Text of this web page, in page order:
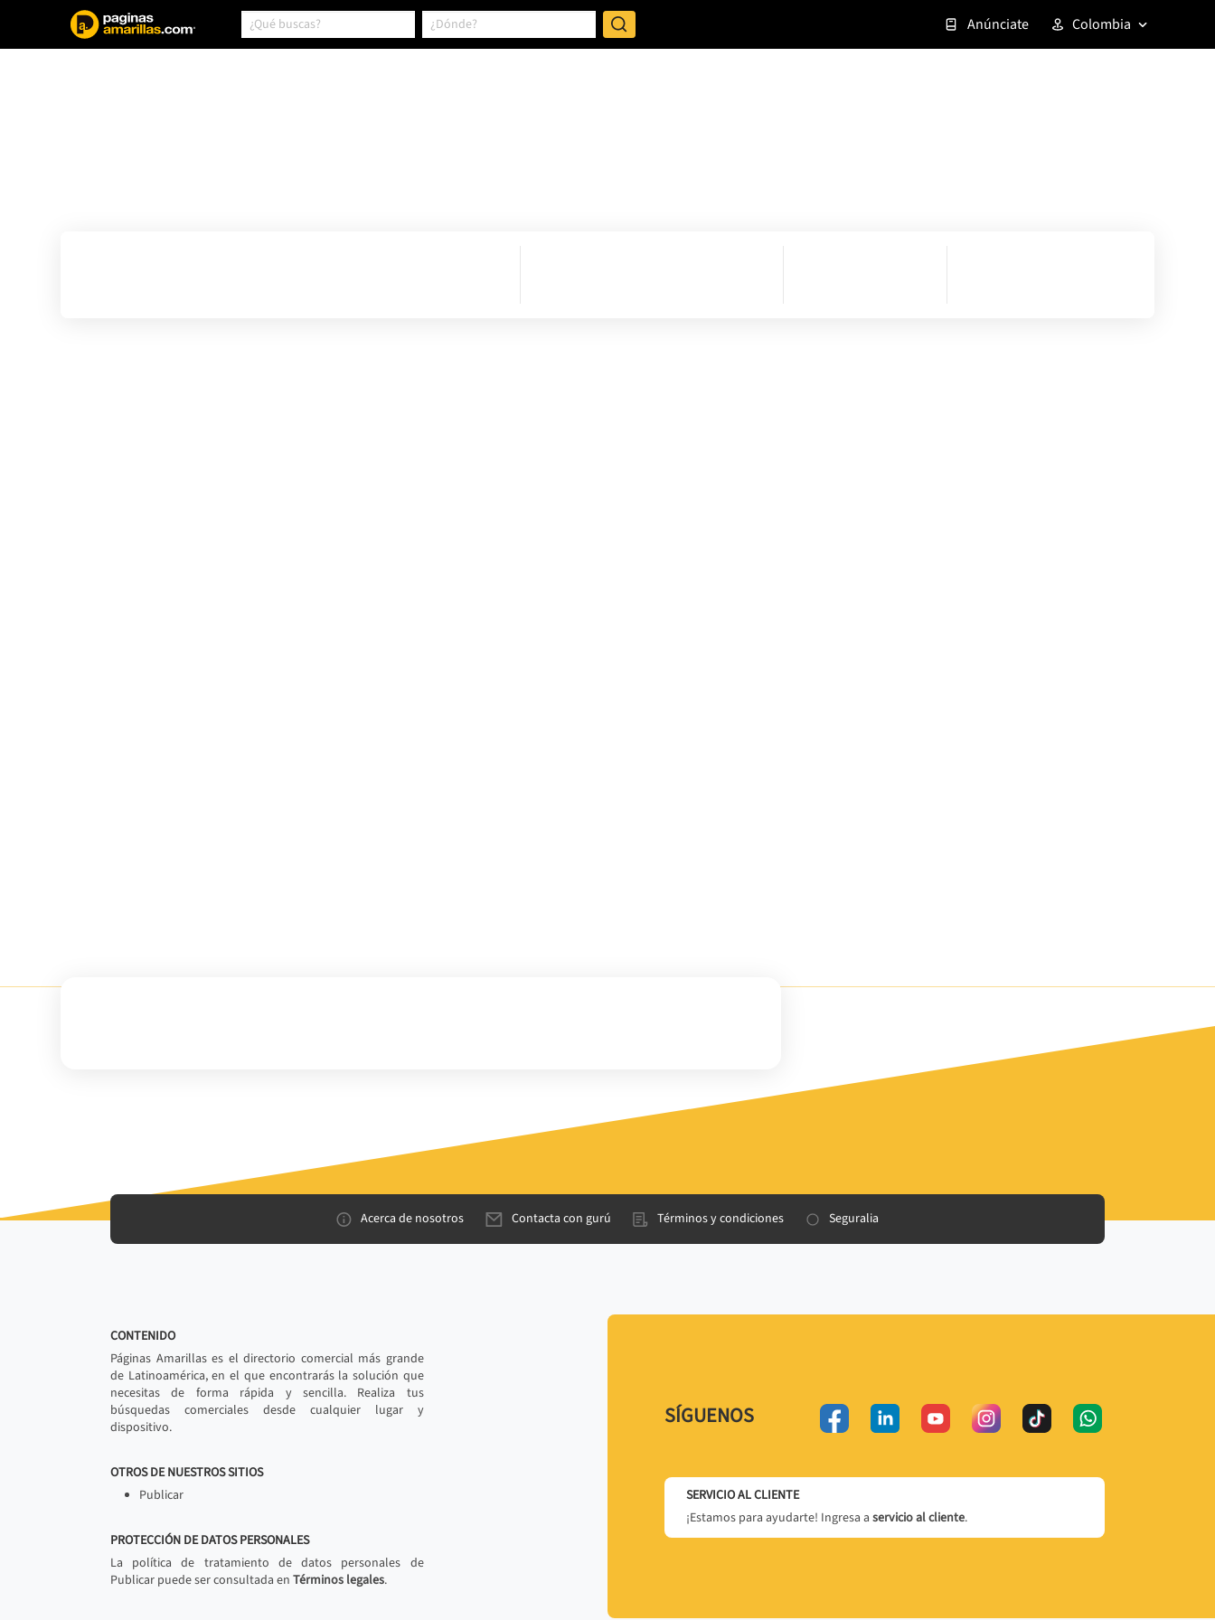
Anúnciate Colombia
Acerca de nosotros Contacta con gurú Términos y condiciones Seguralia
CONTENIDO
Páginas Amarillas es el directorio comercial más grande
de Latinoamérica, en el que encontrarás la solución que
necesitas de forma rápida y sencilla. Realiza tus
búsquedas comerciales desde cualquier lugar y
dispositivo.
OTROS DE NUESTROS SITIOS
Publicar
PROTECCIÓN DE DATOS PERSONALES
La política de tratamiento de datos personales de
Publicar puede ser consultada en Términos legales.
SÍGUENOS
SERVICIO AL CLIENTE
¡Estamos para ayudarte! Ingresa a servicio al cliente.